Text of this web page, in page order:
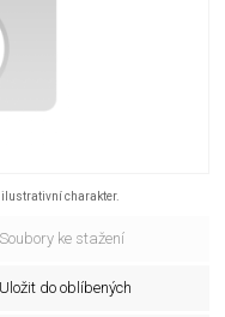
ilustrativní charakter.
Soubory ke stažení
Uložit do oblíbených